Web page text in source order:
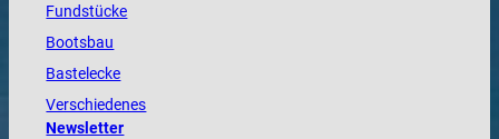
Fundstücke
Bootsbau
Bastelecke
Verschiedenes
Newsletter